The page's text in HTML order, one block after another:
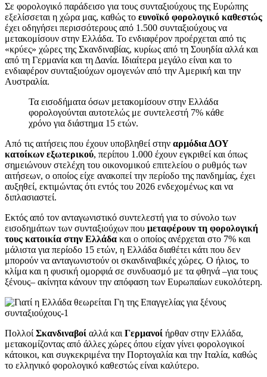
Σε φορολογικό παράδεισο για τους συνταξιούχους της Ευρώπης
εξελίσσεται η χώρα μας, καθώς το ευνοϊκό φορολογικό καθεστώς
έχει οδηγήσει περισσότερους από 1.500 συνταξιούχους να
μετακομίσουν στην Ελλάδα. Το ενδιαφέρον προέρχεται από τις
«κρύες» χώρες της Σκανδιναβίας, κυρίως από τη Σουηδία αλλά και
από τη Γερμανία και τη Δανία. Ιδιαίτερα μεγάλο είναι και το
ενδιαφέρον συνταξιούχων ομογενών από την Αμερική και την
Αυστραλία.
Τα εισοδήματα όσων μετακομίσουν στην Ελλάδα
φορολογούνται αυτοτελώς με συντελεστή 7% κάθε
χρόνο για διάστημα 15 ετών.
Από τις αιτήσεις που έχουν υποβληθεί στην αρμόδια ΔΟΥ
κατοίκων εξωτερικού, περίπου 1.000 έχουν εγκριθεί και όπως
σημειώνουν στελέχη του οικονομικού επιτελείου ο ρυθμός των
αιτήσεων, ο οποίος είχε ανακοπεί την περίοδο της πανδημίας, έχει
αυξηθεί, εκτιμώντας ότι εντός του 2026 ενδεχομένως και να
διπλασιαστεί.
Εκτός από τον ανταγωνιστικό συντελεστή για το σύνολο των
εισοδημάτων των συνταξιούχων που μεταφέρουν τη φορολογική
τους κατοικία στην Ελλάδα και ο οποίος ανέρχεται στο 7% και
μάλιστα για περίοδο 15 ετών, η Ελλάδα διαθέτει κάτι που δεν
μπορούν να ανταγωνιστούν οι σκανδιναβικές χώρες. Ο ήλιος, το
κλίμα και η φυσική ομορφιά σε συνδυασμό με τα φθηνά –για τους
ξένους– ακίνητα κάνουν την απόφαση των Ευρωπαίων ευκολότερη.
Πολλοί Σκανδιναβοί αλλά και Γερμανοί ήρθαν στην Ελλάδα,
μετακομίζοντας από άλλες χώρες όπου είχαν γίνει φορολογικοί
κάτοικοι, και συγκεκριμένα την Πορτογαλία και την Ιταλία, καθώς
το ελληνικό φορολογικό καθεστώς είναι καλύτερο.